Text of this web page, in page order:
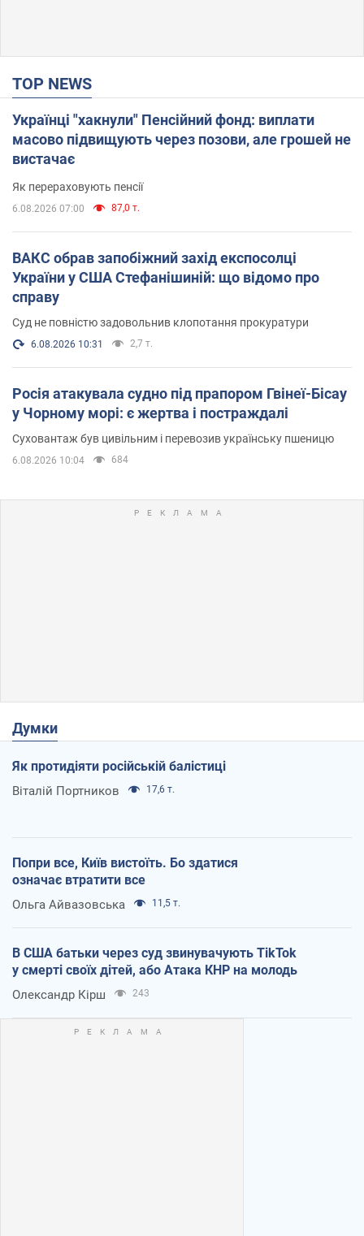
TOP NEWS
Українці "хакнули" Пенсійний фонд: виплати
масово підвищують через позови, але грошей не
вистачає
Як перераховують пенсії
6.08.2026 07:00 87,0 т.
ВАКС обрав запобіжний захід експосолці
України у США Стефанішиній: що відомо про
справу
Суд не повністю задовольнив клопотання прокуратури
6.08.2026 10:31 2,7 т.
Росія атакувала судно під прапором Гвінеї-Бісау
у Чорному морі: є жертва і постраждалі
Суховантаж був цивільним і перевозив українську пшеницю
6.08.2026 10:04 684
Думки
Як протидіяти російській балістиці
Віталій Портников 17,6 т.
Попри все, Київ вистоїть. Бо здатися
означає втратити все
Ольга Айвазовська 11,5 т.
В США батьки через суд звинувачують TikTok
у смерті своїх дітей, або Атака КНР на молодь
Олександр Кірш 243